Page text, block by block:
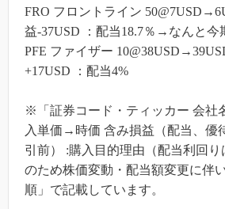
FRO フロントライン
益-37USD ：配当18.7％→なんと今
PFE ファイザー
+17USD ：配当4%
※「証券コード・ティッカー 会社
入単価→時価 含み損益（配当、優
引前） :購入目的理由（配当利回
のため株価変動・配当額変更に伴
順」で記載しています。